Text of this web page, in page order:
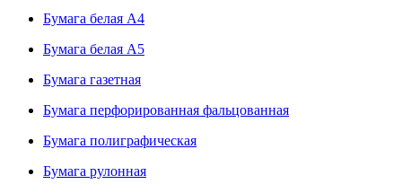
Бумага белая А4
Бумага белая А5
Бумага газетная
Бумага перфорированная фальцованная
Бумага полиграфическая
Бумага рулонная